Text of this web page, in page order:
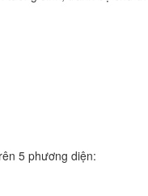
5 phương diện: